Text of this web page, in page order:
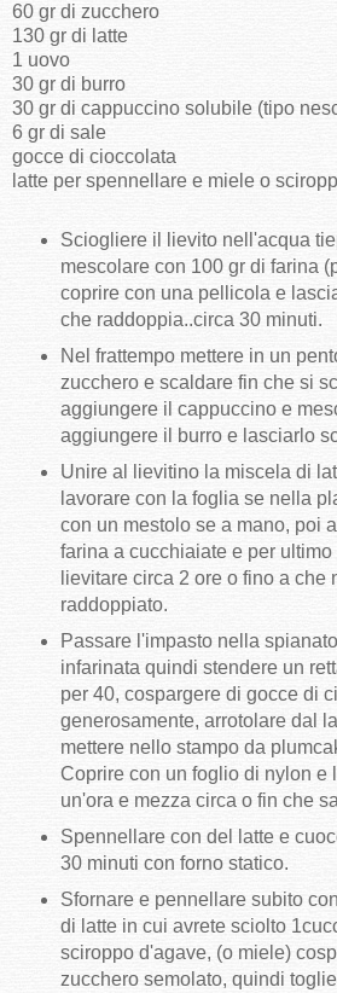
60 gr di zucchero
130 gr di latte
1 uovo
30 gr di burro
30 gr di cappuccino solubile (tipo
6 gr di sale
gocce di cioccolata
latte per spennellare e miele o
Sciogliere il lievito nell'acqua
mescolare con 100 gr di farina
coprire con una pellicola e
che raddoppia..circa 30 minuti.
Nel frattempo mettere in un
zucchero e scaldare fin che si
aggiungere il cappuccino e
aggiungere il burro e lasciarlo
Unire al lievitino la miscela di
lavorare con la foglia se nella
con un mestolo se a mano, poi
farina a cucchiaiate e per
lievitare circa 2 ore o fino a che
raddoppiato.
Passare l'impasto nella
infarinata quindi stendere un
per 40, cospargere di gocce di
generosamente, arrotolare dal
mettere nello stampo da
Coprire con un foglio di nylon e
un'ora e mezza circa o fin che
Spennellare con del latte e
30 minuti con forno statico.
Sfornare e pennellare subito
di latte in cui avrete sciolto
sciroppo d'agave, (o miele)
zucchero semolato, quindi